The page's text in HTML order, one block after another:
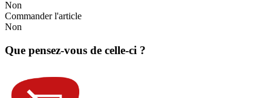
Non
Commander l'article
Non
Que pensez-vous de celle-ci ?